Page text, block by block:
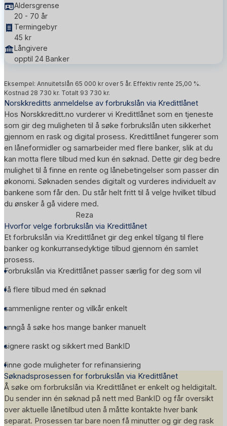
Aldersgrense
20 - 70 år
Termingebyr
45 kr
Långivere
opptil 24 Banker
Eksempel: Annuitetslån 65 000 kr over 5 år. Effektiv rente 25,00 %.
Kostnad 28 730 kr. Totalt 93 730 kr.
Norskkreditts anmeldelse av forbrukslån via Kredittlånet
Hos Norskkreditt.no vurderer vi Kredittlånet som en tjeneste
som gir deg muligheten til å søke forbrukslån uten sikkerhet
gjennom en rask og digital prosess. Kredittlånet fungerer som
en låneformidler og samarbeider med flere banker, slik at du
kan motta flere tilbud med kun én søknad. Dette gir deg bedre
mulighet til å finne en rente og lånebetingelser som passer din
økonomi. Søknaden sendes digitalt og vurderes individuelt av
bankene som får den. Du står helt fritt til å velge hvilket tilbud
du ønsker å gå videre med.
Reza
Hvorfor velge forbrukslån via Kredittlånet
Et forbrukslån via Kredittlånet gir deg enkel tilgang til flere
banker og konkurransedyktige tilbud gjennom én samlet
prosess.
Forbrukslån via Kredittlånet passer særlig for deg som vil
få flere tilbud med én søknad
sammenligne renter og vilkår enkelt
unngå å søke hos mange banker manuelt
signere raskt og sikkert med BankID
finne gode muligheter for refinansiering
Søknadsprosessen for forbrukslån via Kredittlånet
Å søke om forbrukslån via Kredittlånet er enkelt og heldigitalt.
Du sender inn én søknad på nett med BankID og får oversikt
over aktuelle lånetilbud uten å måtte kontakte hver bank
separat. Prosessen tar bare noen få minutter og gir deg rask